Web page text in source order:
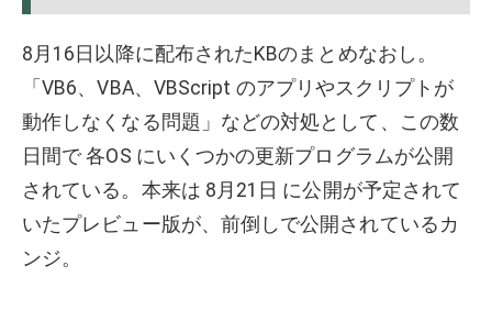
8月16日以降に配布されたKBのまとめなおし。
「VB6、VBA、VBScript のアプリやスクリプトが
動作しなくなる問題」などの対処として、この数
日間で 各OS にいくつかの更新プログラムが公開
されている。本来は 8月21日 に公開が予定されて
いたプレビュー版が、前倒しで公開されているカ
ンジ。